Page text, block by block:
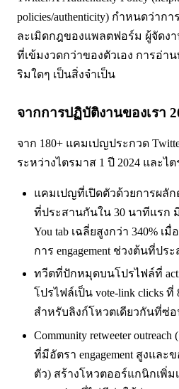
policies/authenticity) กำหนดว่ากา
ละเมิดกฎของแพลตฟอร์ม ผู้จัดง
ที่เข้มงวดกว่าของตัวเอง การอ่า
ริมใดๆ เป็นสิ่งจำเป็น
จากการปฏิบัติงานของเรา
จาก 180+ แคมเปญประกวด
ระหว่างไตรมาส 1 ปี 2024 และไต
แคมเปญที่เปิดตัวด้วยการผลัก
ที่ประสานกันใน 30 นาทีแรก
You tab เฉลี่ยสูงกว่า 340%
การ engagement ช่วงต้นที่ปร
ทวีตที่ปักหมุดบนโปรไฟล์ที่
โปรไฟล์เป็น vote-link clicks ที่
สำหรับลิงก์โหวตเดียวกันที่ซ่อ
Community retweeter
ที่มีอัตรา engagement สูงแล
ตัว) สร้างโหวตออร์แกนิกเพิ่ม